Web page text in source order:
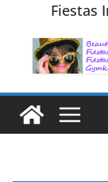
Fiestas